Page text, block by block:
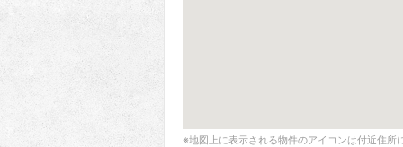
※地図上に表示される物件のアイコンは付近住